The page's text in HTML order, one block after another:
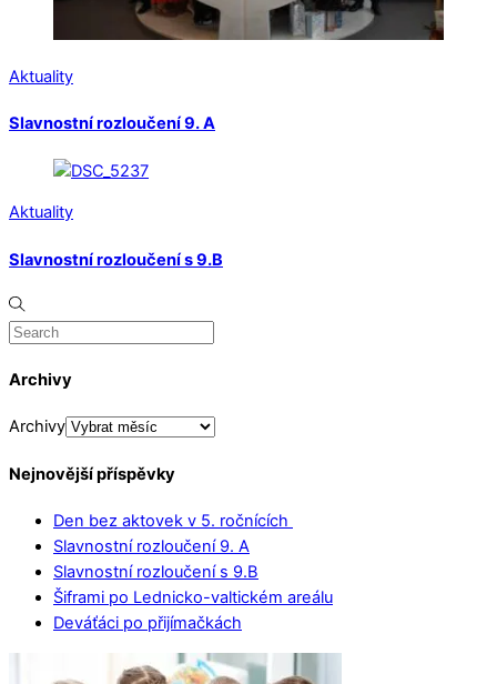
Aktuality
Slavnostní rozloučení 9. A
Aktuality
Slavnostní rozloučení s 9.B
Archivy
Archivy
Nejnovější příspěvky
Den bez aktovek v 5. ročnících
Slavnostní rozloučení 9. A
Slavnostní rozloučení s 9.B
Šiframi po Lednicko-valtickém areálu
Deváťáci po přijímačkách